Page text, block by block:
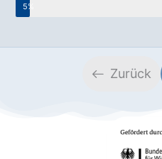
5%
Zurück